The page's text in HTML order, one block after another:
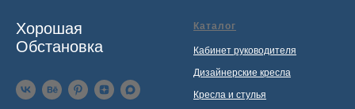
Хорошая
Обстановка
Каталог
Кабинет руководителя
Дизайнерские кресла
Кресла и стулья